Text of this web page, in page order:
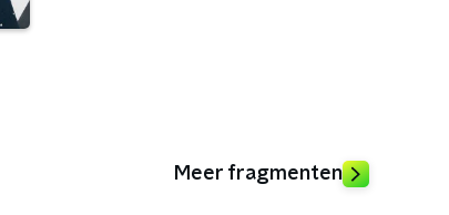
Meer fragmenten